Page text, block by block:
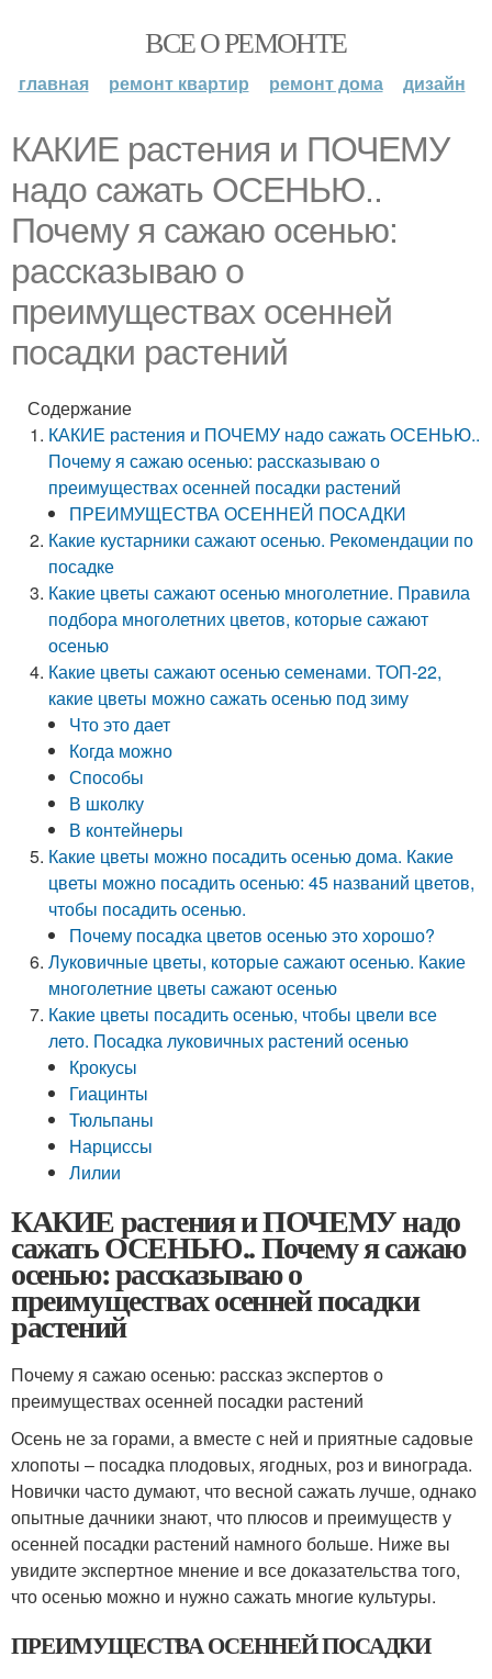
ВСЕ О РЕМОНТЕ
главная ремонт квартир ремонт дома дизайн
КАКИЕ растения и ПОЧЕМУ
надо сажать ОСЕНЬЮ..
Почему я сажаю осенью:
рассказываю о
преимуществах осенней
посадки растений
Содержание
КАКИЕ растения и ПОЧЕМУ надо сажать ОСЕНЬЮ..
Почему я сажаю осенью: рассказываю о
преимуществах осенней посадки растений
ПРЕИМУЩЕСТВА ОСЕННЕЙ ПОСАДКИ
Какие кустарники сажают осенью. Рекомендации по
посадке
Какие цветы сажают осенью многолетние. Правила
подбора многолетних цветов, которые сажают
осенью
Какие цветы сажают осенью семенами. ТОП-22,
какие цветы можно сажать осенью под зиму
Что это дает
Когда можно
Способы
В школку
В контейнеры
Какие цветы можно посадить осенью дома. Какие
цветы можно посадить осенью: 45 названий цветов,
чтобы посадить осенью.
Почему посадка цветов осенью это хорошо?
Луковичные цветы, которые сажают осенью. Какие
многолетние цветы сажают осенью
Какие цветы посадить осенью, чтобы цвели все
лето. Посадка луковичных растений осенью
Крокусы
Гиацинты
Тюльпаны
Нарциссы
Лилии
КАКИЕ растения и ПОЧЕМУ надо
сажать ОСЕНЬЮ.. Почему я сажаю
осенью: рассказываю о
преимуществах осенней посадки
растений
Почему я сажаю осенью: рассказ экспертов о
преимуществах осенней посадки растений
Осень не за горами, а вместе с ней и приятные садовые
хлопоты – посадка плодовых, ягодных, роз и винограда.
Новички часто думают, что весной сажать лучше, однако
опытные дачники знают, что плюсов и преимуществ у
осенней посадки растений намного больше. Ниже вы
увидите экспертное мнение и все доказательства того,
что осенью можно и нужно сажать многие культуры.
ПРЕИМУЩЕСТВА ОСЕННЕЙ ПОСАДКИ